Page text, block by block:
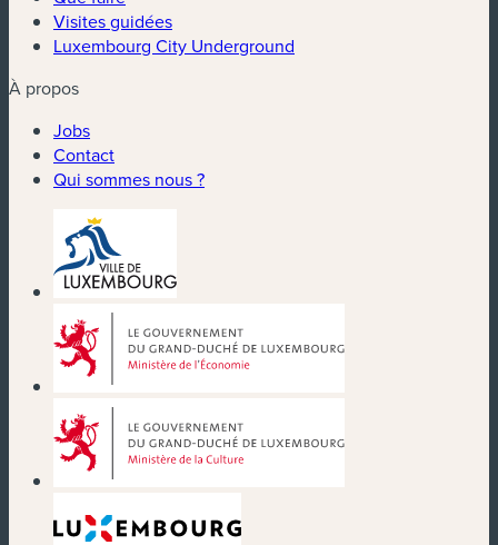
Visites guidées
Luxembourg City Underground
À propos
Jobs
Contact
Qui sommes nous ?